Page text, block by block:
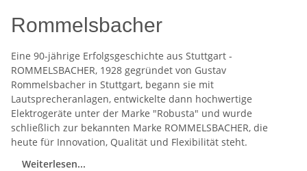
Rommelsbacher
Eine 90-jährige Erfolgsgeschichte aus Stuttgart -
ROMMELSBACHER, 1928 gegründet von Gustav
Rommelsbacher in Stuttgart, begann sie mit
Lautsprecheranlagen, entwickelte dann hochwertige
Elektrogeräte unter der Marke "Robusta" und wurde
schließlich zur bekannten Marke ROMMELSBACHER, die
heute für Innovation, Qualität und Flexibilität steht.
Weiterlesen...